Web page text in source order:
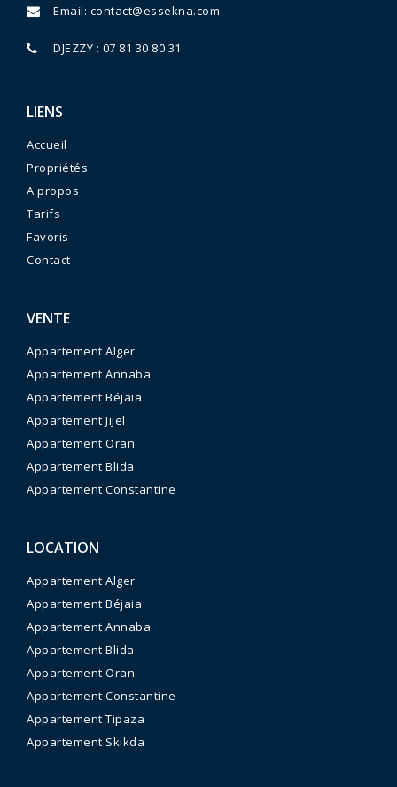
Email: contact@essekna.com
DJEZZY : 07 81 30 80 31
LIENS
Accueil
Propriétés
A propos
Tarifs
Favoris
Contact
VENTE
Appartement Alger
Appartement Annaba
Appartement Béjaia
Appartement Jijel
Appartement Oran
Appartement Blida
Appartement Constantine
LOCATION
Appartement Alger
Appartement Béjaia
Appartement Annaba
Appartement Blida
Appartement Oran
Appartement Constantine
Appartement Tipaza
Appartement Skikda